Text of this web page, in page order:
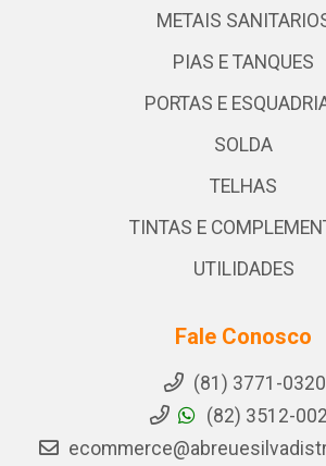
METAIS
PIAS E TANQUES
PORTAS E
SOLDA
TELHAS
TINTAS E
UTILIDADES
Fale Conosco
(81) 3771-0320
(82) 3512-